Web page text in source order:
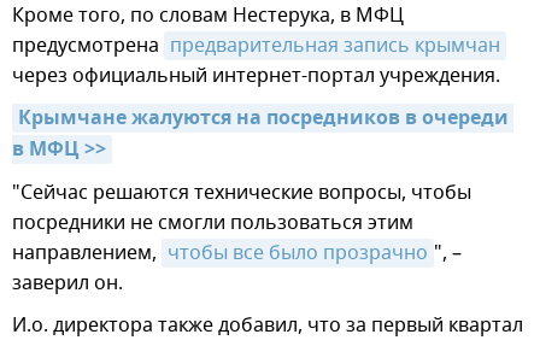
Кроме того, по словам Нестерука, в МФЦ
предусмотрена предварительная запись крымчан
через официальный интернет-портал учреждения.
Крымчане жалуются на посредников в очереди
в МФЦ >>
"Сейчас решаются технические вопросы, чтобы
посредники не смогли пользоваться этим
направлением, чтобы все было прозрачно ", –
заверил он.
И.о. директора также добавил, что за первый квартал